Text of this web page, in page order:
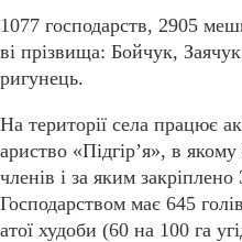
1077 господарств, 2905
ві прізвища: Бойчук,
ригунець.
На території села працює
ариство «Підгір’я», в
членів і за яким закріплено
Господарством має 645
атої худоби (60 на 100 га